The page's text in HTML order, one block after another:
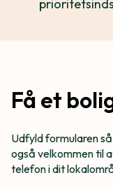
Få et
Udfyld formularen
også velkommen til
telefon i dit